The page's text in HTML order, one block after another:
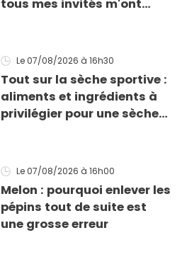
tous mes invités m'ont
Le 07/08/2026 à 16h30
Tout sur la sèche sportive :
aliments et ingrédients à
privilégier pour une sèche
Le 07/08/2026 à 16h00
Melon : pourquoi enlever les
pépins tout de suite est
une grosse erreur